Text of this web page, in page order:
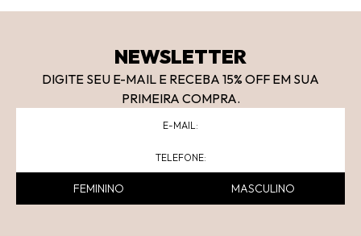
NEWSLETTER
DIGITE SEU E-MAIL E RECEBA 15% OFF EM SUA
PRIMEIRA COMPRA.
FEMININO MASCULINO